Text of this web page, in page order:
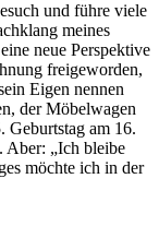
und führe viele
meines
neue Perspektive
freigeworden,
Eigen nennen
der Möbelwagen
Geburtstag am 16.
Aber: „Ich bleibe
möchte ich in der